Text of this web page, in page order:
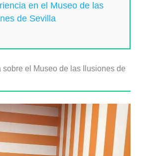
en el Museo de las
de Sevilla
sobre el Museo de las Ilusiones de